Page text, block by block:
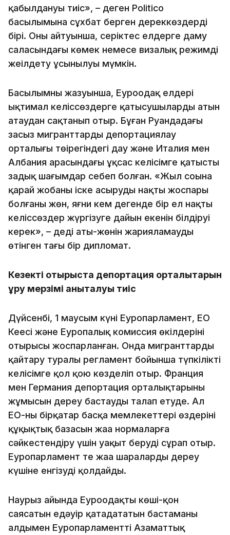
қабылдануы тиіс», – деген Politico
басылымына сұхбат берген дереккөздердің
бірі. Оның айтуынша, серіктес елдерге даму
саласындағы көмек немесе визалық режимді
жеңілдету ұсынылуы мүмкін.
Басылымның жазуынша, Еуроодақ елдері
ықтимал келіссөздерге қатысушылардың атын
атаудан сақтанып отыр. Бұған Руандадағы
заңсыз мигранттарды депортациялау
орталығы төңірегіндегі дау және Италия мен
Албания арасындағы ұқсас келісімге қатысты
заңдық шағымдар себеп болған. «Жыл соңына
қарай жобаны іске асырудың нақты жоспары
болғаны жөн, яғни кем дегенде бір ел нақты
келіссөздер жүргізуге дайын екенін білдіруі
керек», – деді аты-жөнін жарияламауды
өтінген тағы бір дипломат.
Кезекті отырыста депортация орталықтарын
құру мерзімі анықталуы тиіс
Дүйсенбі, 1 маусым күні Еуропарламент, ЕО
Кеңесі және Еуропалық комиссия өкілдерінің
отырысы жоспарланған. Онда мигранттарды
қайтару туралы регламент бойынша түпкілікті
келісімге қол қою көзделіп отыр. Франция
мен Германия депортация орталықтарының
жұмысын дереу бастауды талап етуде. Ал
ЕО-ның бірқатар басқа мемлекеттері өздерінің
құқықтық базасын жаңа нормаларға
сәйкестендіру үшін уақыт беруді сұрап отыр.
Еуропарламент те жаңа шараларды дереу
күшіне енгізуді қолдайды.
Наурыз айында Еуроодақтың көші-қон
саясатын едәуір қатаңдататын бастаманы
алдымен Еуропарламенттің Азаматтық